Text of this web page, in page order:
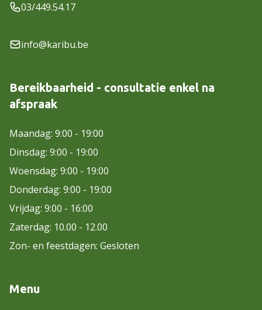
03/449.54.17
info@karibu.be
Bereikbaarheid - consultatie enkel na
afspraak
Maandag: 9:00 - 19:00
Dinsdag: 9:00 - 19:00
Woensdag: 9:00 - 19:00
Donderdag: 9:00 - 19:00
Vrijdag: 9:00 - 16:00
Zaterdag: 10.00 - 12.00
Zon- en feestdagen: Gesloten
Menu